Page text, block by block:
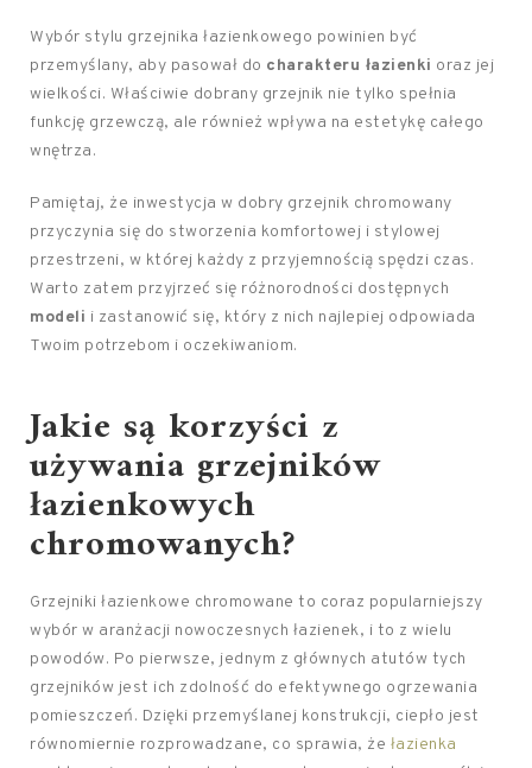
Wybór stylu grzejnika łazienkowego powinien być
przemyślany, aby pasował do charakteru łazienki oraz jej
wielkości. Właściwie dobrany grzejnik nie tylko spełnia
funkcję grzewczą, ale również wpływa na estetykę całego
wnętrza.
Pamiętaj, że inwestycja w dobry grzejnik chromowany
przyczynia się do stworzenia komfortowej i stylowej
przestrzeni, w której każdy z przyjemnością spędzi czas.
Warto zatem przyjrzeć się różnorodności dostępnych
modeli i zastanowić się, który z nich najlepiej odpowiada
Twoim potrzebom i oczekiwaniom.
Jakie są korzyści z
używania grzejników
łazienkowych
chromowanych?
Grzejniki łazienkowe chromowane to coraz popularniejszy
wybór w aranżacji nowoczesnych łazienek, i to z wielu
powodów. Po pierwsze, jednym z głównych atutów tych
grzejników jest ich zdolność do efektywnego ogrzewania
pomieszczeń. Dzięki przemyślanej konstrukcji, ciepło jest
równomiernie rozprowadzane, co sprawia, że łazienka